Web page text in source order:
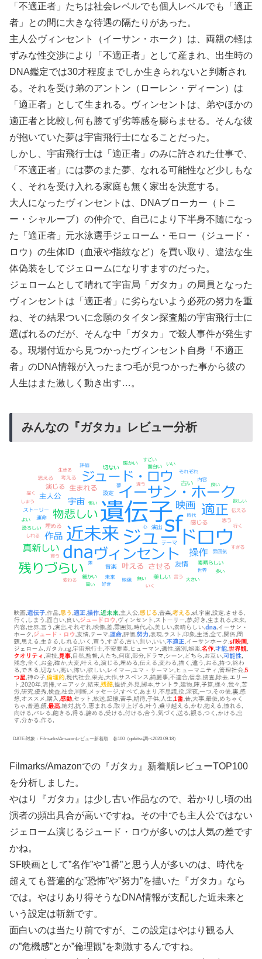
「不適正者」たちは社会レベルでも個人レベルでも「適正
者」との間に大きな待遇の隔たりがあった。
主人公ヴィンセント（イーサン・ホーク）は、両親の軽は
ずみな性交渉により「不適正者」として産まれ、出生時の
DNA鑑定では30才程度までしか生きられないと判断され
る。それを受け弟のアントン（ローレン・ディーン）は
「適正者」として生まれる。ヴィンセントは、弟やほかの
適正者と比較し何も勝てず劣等感を膨らませる。そんな彼
が抱いていた夢は宇宙飛行士になることだった。
しかし、宇宙飛行士は「適正者」のみに許された仕事で、
「不適正者」には夢のまた夢、なれる可能性など少しもな
く、それを受け入れる家庭も無く家出を決意する。
大人になったヴィンセントは、DNAブローカー（トニ
ー・シャルーブ）の仲介で、自己により下半身不随になっ
た「適正者」元水泳選手ジェローム・モロー（ジュード・
ロウ）の生体ID（血液や指紋など）を買い取り、違法な生
体偽装をしてジェロームになりすますのだった。
ジェロームとして晴れて宇宙局「ガタカ」の局員となった
ヴィンセントは「適正者」に劣らないよう必死の努力を重
ね、その結果ついに念願のタイタン探査船の宇宙飛行士に
選ばれるのだが、そんな中「ガタカ」で殺人事件が発生す
る。現場付近から見つかったヴィンセント自身「不適正
者」のDNA情報が入ったまつ毛が見つかった事から彼の
人生はまた激しく動き出す…。
みんなの『ガタカ』レビュー分析
DATE:対象：Filmarks/Amazonレビュー新着順 各100（gokitsu調べ2020.09.18）
Filmarks/Amazonでの『ガタカ』新着順レビューTOP100
を分析しました。
やはり『ガタカ』は少し古い作品なので、若かりし頃の出
演者の頻出具合が高いですね。その中でも主人公ではない
ジェローム演じるジュード・ロウが多いのは人気の差です
かね。
SF映画として”名作”や”1番”と思う人が多いのは、時代を
超えても普遍的な”恐怖”や”努力”を描いた『ガタカ』なら
では。やはりあり得そうなDNA情報が支配した近未来と
いう設定は斬新です。
面白いのは当たり前ですが、この設定はやはり観る人
の”危機感”とか”倫理観”を刺激するんですね。